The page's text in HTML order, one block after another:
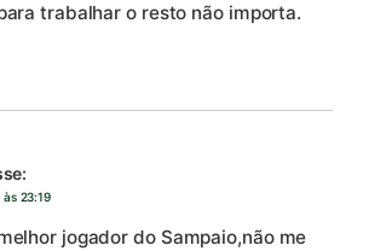
trabalhar o resto não importa.
23:19
jogador do Sampaio,não me